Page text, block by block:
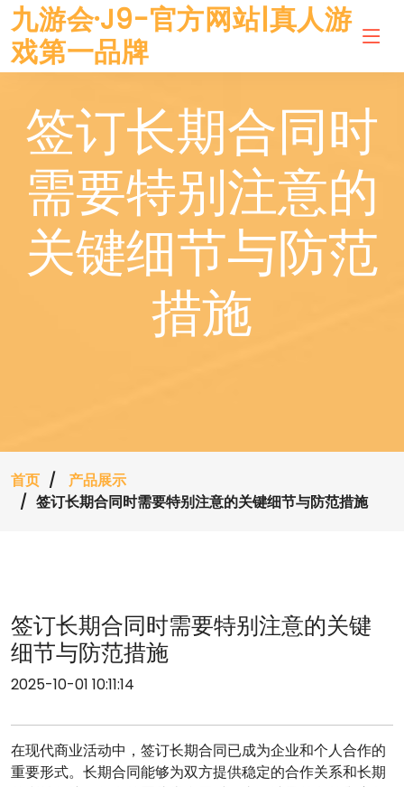
九游会·J9-官方网站|真人游
戏第一品牌
签订长期合同时
需要特别注意的
关键细节与防范
措施
首页
产品展示
签订长期合同时需要特别注意的关键细节与防范措施
签订长期合同时需要特别注意的关键
细节与防范措施
2025-10-01 10:11:14
在现代商业活动中，签订长期合同已成为企业和个人合作的
重要形式。长期合同能够为双方提供稳定的合作关系和长期